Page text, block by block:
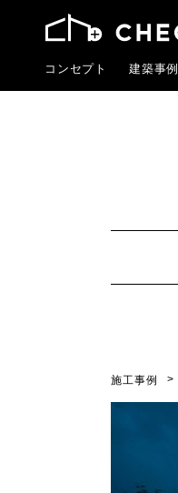
コンセプト 建築事例
施工事例